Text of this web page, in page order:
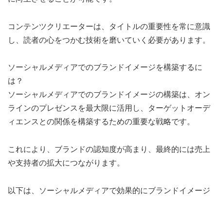
コンテンツクリエーターは、タイトルの重要性を常に意識
し、読者の心をつかむ技術を磨いていく必要があります。
ソーシャルメディアでのブランドイメージを構築するに
は？
ソーシャルメディアでのブランドイメージの構築は、オン
ラインのプレゼンスを最大限に活用し、ターゲットオーデ
ィエンスとの関係を構築するための重要な戦略です。
これにより、ブランドの認知度が高まり、最終的には売上
や支持者の拡大につながります。
以下は、ソーシャルメディアで効果的にブランドイメージ